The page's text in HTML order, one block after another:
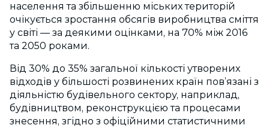
населення та збільшенню міських територій
очікується зростання обсягів виробництва сміття
у світі — за деякими оцінками, на 70% між 2016
та 2050 роками.
Від 30% до 35% загальної кількості утворених
відходів у більшості розвинених країн пов’язані з
діяльністю будівельного сектору, наприклад,
будівництвом, реконструкцією та процесами
знесення, згідно з офіційними статистичними